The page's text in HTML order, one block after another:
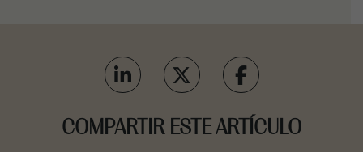
COMPARTIR ESTE ARTÍCULO